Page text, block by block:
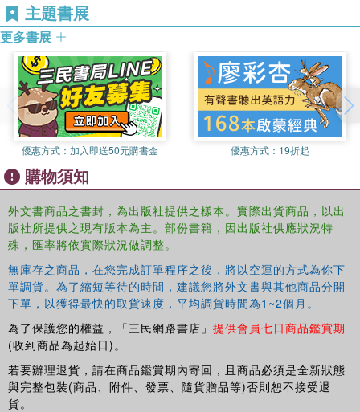
主題書展
更多書展
優惠方式： 加入即送50元購書金 優惠方式： 19折起
購物須知
外文書商品之書封，為出版社提供之樣本。實際出貨商品，以出
版社所提供之現有版本為主。部份書籍，因出版社供應狀況特
殊，匯率將依實際狀況做調整。
無庫存之商品，在您完成訂單程序之後，將以空運的方式為你下
單調貨。為了縮短等待的時間，建議您將外文書與其他商品分開
下單，以獲得最快的取貨速度，平均調貨時間為1~2個月。
為了保護您的權益，「三民網路書店」 提供會員七日商品鑑賞期
(收到商品為起始日)。
若要辦理退貨，請在商品鑑賞期內寄回，且商品必須是全新狀態
與完整包裝(商品、附件、發票、隨貨贈品等)否則恕不接受退
貨。